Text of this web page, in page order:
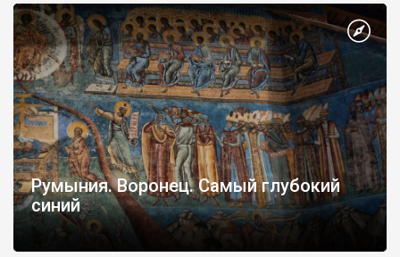
Румыния. Воронец. Самый глубокий
синий